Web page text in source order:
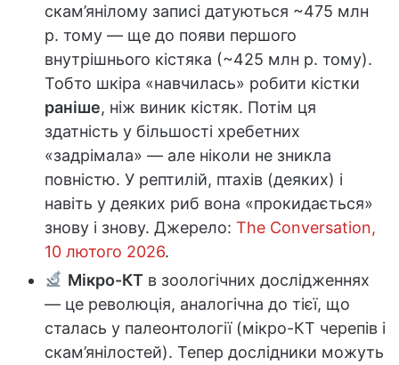
скам’янілому записі датуються ~475 млн
р. тому — ще до появи першого
внутрішнього кістяка (~425 млн р. тому).
Тобто шкіра «навчилась» робити кістки
раніше, ніж виник кістяк. Потім ця
здатність у більшості хребетних
«задрімала» — але ніколи не зникла
повністю. У рептилій, птахів (деяких) і
навіть у деяких риб вона «прокидається»
знову і знову. Джерело: The Conversation,
10 лютого 2026.
Мікро-КТв зоологічних дослідженнях
— це революція, аналогічна до тієї, що
сталась у палеонтології (мікро-КТ черепів і
скам’янілостей). Тепер дослідники можуть